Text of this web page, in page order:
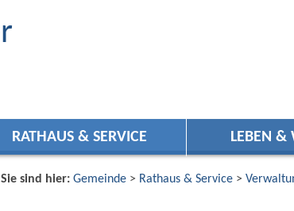
RATHAUS & SERVICE LEBEN &
Sie sind hier: Gemeinde> Rathaus & Service>